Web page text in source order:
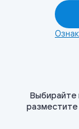
Выбирайте
разместите